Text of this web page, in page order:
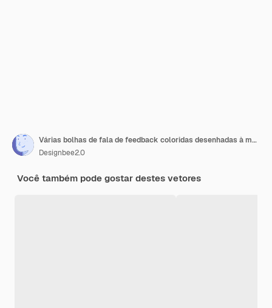
Várias bolhas de fala de feedback coloridas desenhadas à mão
Designbee2.0
Você também pode gostar destes vetores